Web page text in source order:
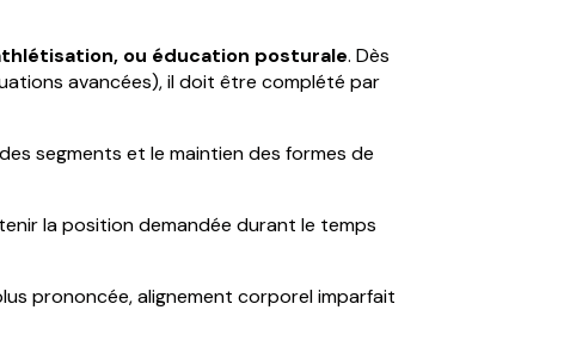
ou éducation posturale. Dès
avancées), il doit être complété par
segments et le maintien des formes de
la position demandée durant le temps
prononcée, alignement corporel imparfait